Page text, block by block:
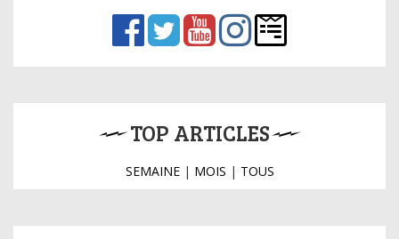
TOP ARTICLES
SEMAINE| MOIS | TOUS